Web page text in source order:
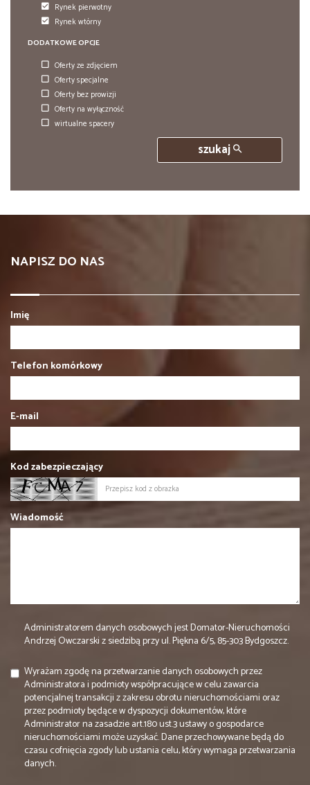
Rynek pierwotny
Rynek wtórny
DODATKOWE OPCJE
Oferty ze zdjęciem
Oferty specjalne
Oferty bez prowizji
Oferty na wyłączność
wirtualne spacery
szukaj
NAPISZ DO NAS
Imię
Telefon komórkowy
E-mail
Kod zabezpieczający
Wiadomość
Administratorem danych osobowych jest Domator-Nieruchomości
Andrzej Owczarski z siedzibą przy ul. Piękna 6/5, 85-303 Bydgoszcz.
Wyrażam zgodę na przetwarzanie danych osobowych przez
Administratora i podmioty współpracujące w celu zawarcia
potencjalnej transakcji z zakresu obrotu nieruchomościami oraz
przez podmioty będące w dyspozycji dokumentów, które
Administrator na zasadzie art.180 ust.3 ustawy o gospodarce
nieruchomościami może uzyskać. Dane przechowywane będą do
czasu cofnięcia zgody lub ustania celu, który wymaga przetwarzania
danych.